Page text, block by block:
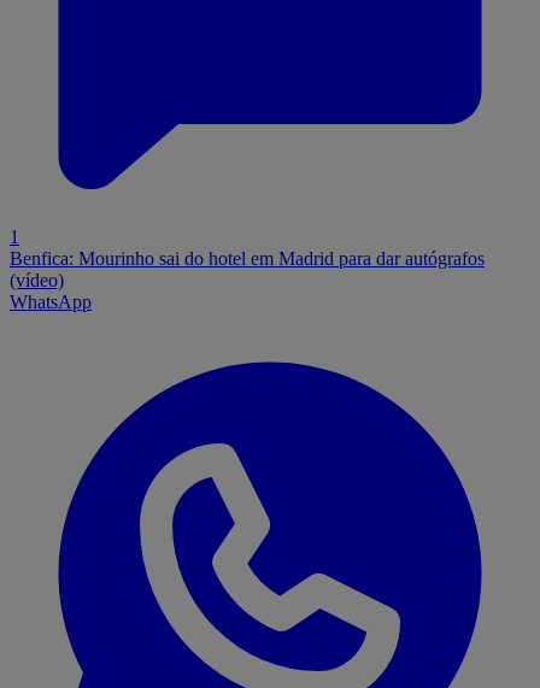
1
Benfica: Mourinho sai do hotel em Madrid para dar autógrafos
(vídeo)
WhatsApp